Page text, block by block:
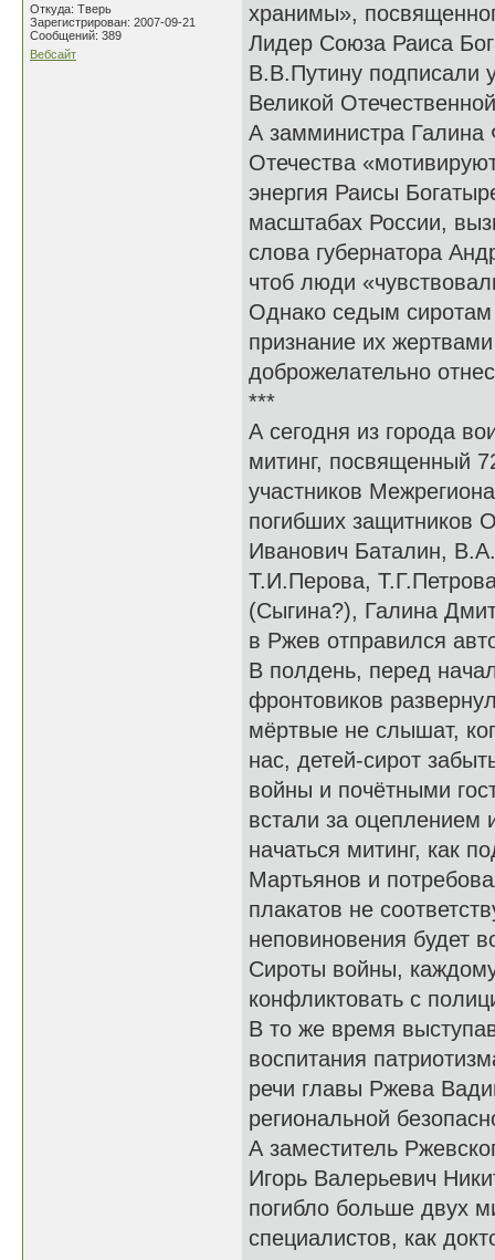
Откуда: Тверь
Зарегистрирован: 2007-09-21
Сообщений: 389
Вебсайт
хранимы»,
Лидер Союза Раиса
В.В.Путину подписали
Великой
А замминистра Галина
Отечества
энергия Раисы
масштабах России,
слова губернатора
чтоб люди
Однако седым сиротам
признание их
доброжелательно
***
А сегодня из города
митинг, посвященный
участников
погибших защитников
Иванович Баталин,
Т.И.Перова,
(Сыгина?), Галина
в Ржев отправился
В полдень, перед
фронтовиков
мёртвые не слышат,
нас, детей-сирот
войны и почётными
встали за оцеплением
начаться митинг, как
Мартьянов и
плакатов не
неповиновения будет
Сироты войны,
конфликтовать с
В то же время
воспитания
речи главы Ржева
региональной
А заместитель
Игорь Валерьевич
погибло больше двух
специалистов, как